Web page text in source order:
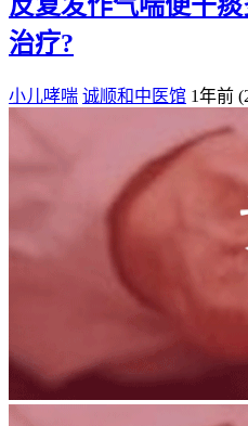
治疗?
小儿哮喘 诚顺和中医馆 1年前